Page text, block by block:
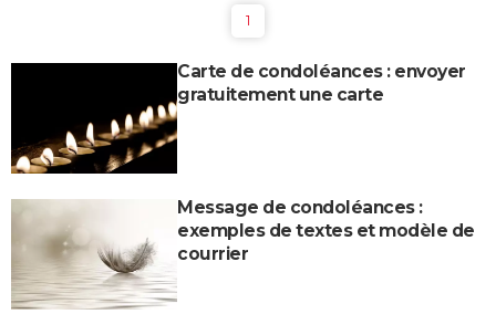
1
Carte de condoléances : envoyer
gratuitement une carte
Message de condoléances :
exemples de textes et modèle de
courrier